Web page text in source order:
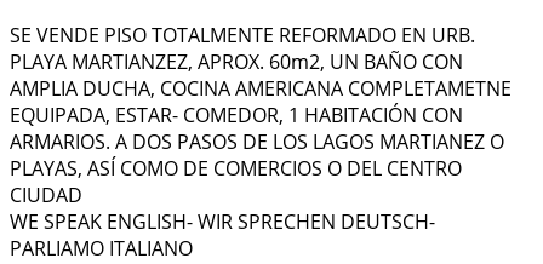
SE VENDE PISO TOTALMENTE REFORMADO EN URB.
PLAYA MARTIANZEZ, APROX. 60m2, UN BAÑO CON
AMPLIA DUCHA, COCINA AMERICANA COMPLETAMETNE
EQUIPADA, ESTAR- COMEDOR, 1 HABITACIÓN CON
ARMARIOS. A DOS PASOS DE LOS LAGOS MARTIANEZ O
PLAYAS, ASÍ COMO DE COMERCIOS O DEL CENTRO
CIUDAD
WE SPEAK ENGLISH- WIR SPRECHEN DEUTSCH-
PARLIAMO ITALIANO